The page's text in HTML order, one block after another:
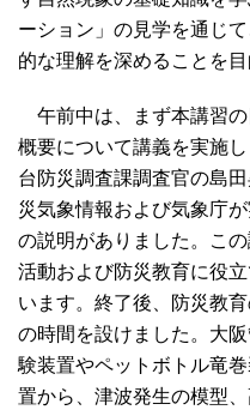
ーション」の見学を通じ
的な理解を深めることを目
午前中は、まず本講習
概要について講義を実施
台防災調査課調査官の島
災気象情報および気象庁
の説明がありました。こ
活動および防災教育に役
います。終了後、防災教
の時間を設けました。大
験装置やペットボトル竜
置から、津波発生の模型